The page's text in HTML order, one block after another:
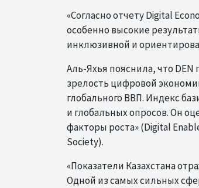
«Согласно отчету Digital
особенно высокие
инклюзивной и
Аль-Яхья пояснила, что
зрелость цифровой
глобального ВВП. Индекс
и глобальных опросов. Он
факторы роста» (Digital
Society).
«Показатели Казахстана
Одной из самых сильных